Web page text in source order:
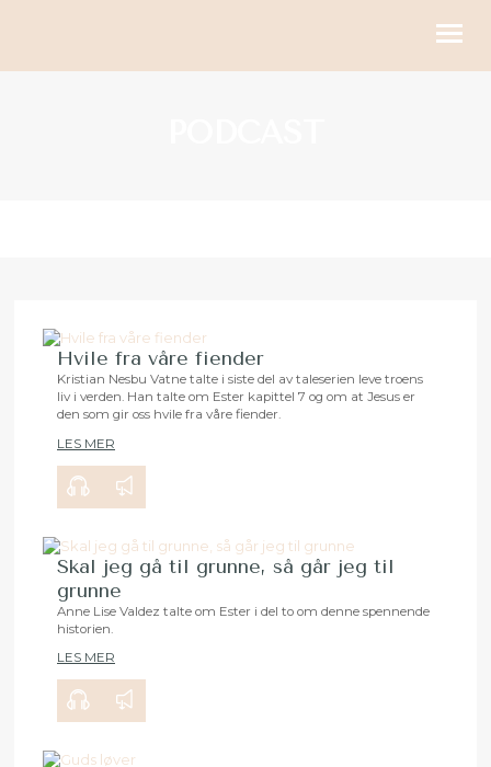
GI
Hvile fra våre fiender
00:00
Kristian Nesbu Vatne talte i siste del av taleserien leve troens
liv i verden. Han talte om Ester kapittel 7 og om at Jesus er
den som gir oss hvile fra våre fiender.
LES MER
Skal jeg gå til grunne, så går jeg til
grunne
Anne Lise Valdez talte om Ester i del to om denne spennende
historien.
LES MER